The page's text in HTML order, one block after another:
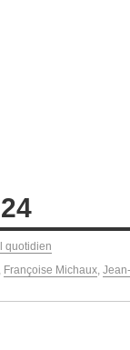
quotidien
, Françoise Michaux,